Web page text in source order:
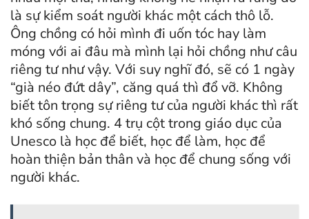
là sự kiểm soát người khác một cách thô lỗ.
Ông chồng có hỏi mình đi uốn tóc hay làm
móng với ai đâu mà mình lại hỏi chồng như câu
riêng tư như vậy. Với suy nghĩ đó, sẽ có 1 ngày
“già néo đứt dây”, căng quá thì đổ vỡ. Không
biết tôn trọng sự riêng tư của người khác thì rất
khó sống chung. 4 trụ cột trong giáo dục của
Unesco là học để biết, học để làm, học để
hoàn thiện bản thân và học để chung sống với
người khác.